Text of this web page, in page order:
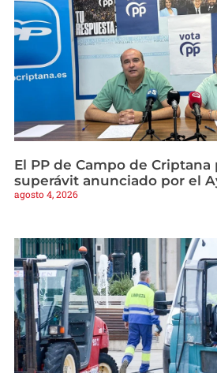
El PP de Campo de
superávit anunciado por el
agosto 4, 2026